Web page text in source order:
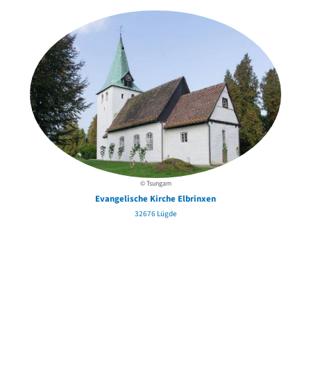
© Tsungam
Evangelische Kirche Elbrinxen
32676 Lügde